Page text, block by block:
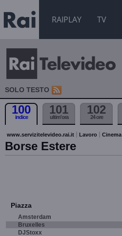
RAIPLAY TV
SOLO TESTO
100
indice
101
ultim'ora
102
24 ore
www.servizitelevideo.rai.it Lavoro Cinema
Borse Estere
Piazza
Amsterdam
Bruxelles
DJStoxx